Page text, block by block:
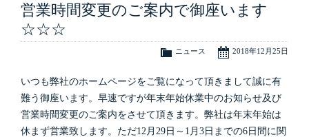
営業時間変更のご案内で御座います
☆☆☆
2018年12月25日
ニュース
いつも弊社のホームページをご覧になって頂きまして誠に有
難う御座います。早速ですが年末年始休業中のお知らせ及び
営業時間変更のご案内をさせて頂きます。弊社は年末年始は
休まず営業致します。ただ12月29日～1月3日までの6日間に関